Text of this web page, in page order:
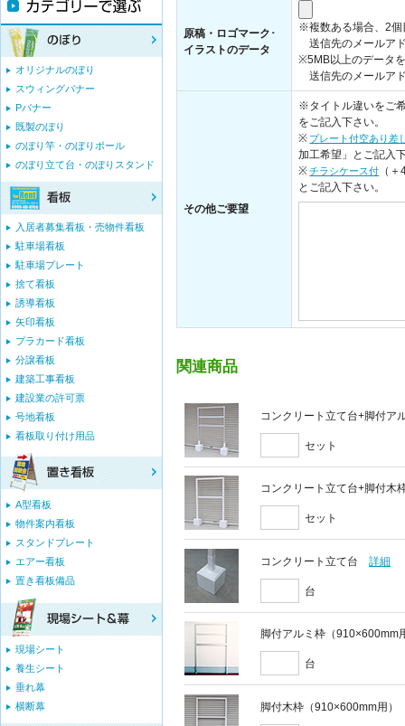
原稿・ロゴマーク･
イラストのデータ
※複数ある場合、2個
送信先のメールア
※5MB以上のデータ
送信先のメールア
その他ご要望
※タイトル違いをご
をご記入下さい。
※ プレート付空あり差
加工希望」とご記入
※チラシケース付 （
とご記入下さい。
関連商品
コンクリート立て台+脚付ア
セット
コンクリート立て台+脚付木
セット
コンクリート立て台 詳細
台
脚付アルミ枠（910×600mm
台
脚付木枠（910×600mm用）
オリジナルのぼり
スウィングバナー
Pバナー
既製のぼり
のぼり竿・のぼりポール
のぼり立て台・のぼりスタンド
入居者募集看板・売物件看板
駐車場看板
駐車場プレート
捨て看板
誘導看板
矢印看板
プラカード看板
分譲看板
建築工事看板
建設業の許可票
号地看板
看板取り付け用品
A型看板
物件案内看板
スタンドプレート
エアー看板
置き看板備品
現場シート
養生シート
垂れ幕
横断幕